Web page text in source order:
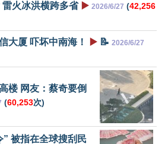
火冰洪横跨多省 ▶️ 2026/6/27 (42,256
大厦 吓坏中南海！ ▶️ 📝 2026/6/27
楼 网友：蔡奇要倒
(60,253次)
被指在全球搜刮民